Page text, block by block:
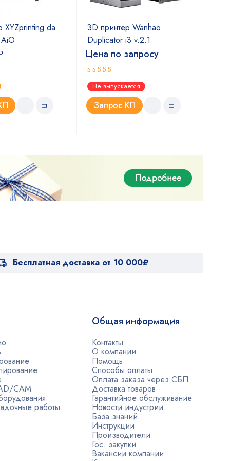
XYZprinting da
3D принтер Wanhao
Duplicator i3 v.2.1
Цена по запросу
Оценка
5.00из 5
Не выпускается
Запрос КП
Бесплатная доставка от 10 000₽
CAM
работы
Общая информация
Контакты
О компании
Помощь
Способы оплаты
Оплата заказа через СБП
Доставка товаров
Гарантийное обслуживание
Новости индустрии
База знаний
Инструкции
Производители
Гос. закупки
Вакансии компании